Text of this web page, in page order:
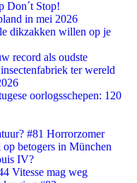
Don´t Stop!
in mei 2026
dikzakken willen op je
record als oudste
ter wereld
oorlogsschepen: 120
#81 Horrorzomer
betogers in München
IV?
Vitesse mag weg